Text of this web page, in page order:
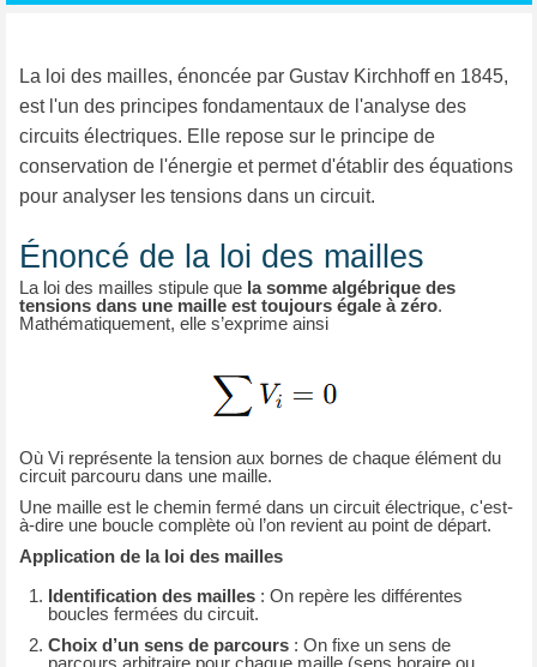
La loi des mailles, énoncée par Gustav Kirchhoff en 1845,
est l'un des principes fondamentaux de l'analyse des
circuits électriques. Elle repose sur le principe de
conservation de l'énergie et permet d'établir des équations
pour analyser les tensions dans un circuit.
Énoncé de la loi des mailles
La loi des mailles stipule que la somme algébrique des
tensions dans une maille est toujours égale à zéro.
Mathématiquement, elle s’exprime ainsi
Où Vi représente la tension aux bornes de chaque élément du
circuit parcouru dans une maille.
Une maille est le chemin fermé dans un circuit électrique, c'est-
à-dire une boucle complète où l’on revient au point de départ.
Application de la loi des mailles
Identification des mailles: On repère les différentes
boucles fermées du circuit.
Choix d’un sens de parcours: On fixe un sens de